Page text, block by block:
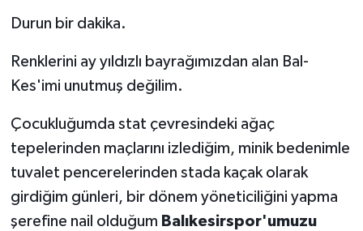
Durun bir dakika.
Renklerini ay yıldızlı bayrağımızdan alan Bal-
Kes'imi unutmuş değilim.
Çocukluğumda stat çevresindeki ağaç
tepelerinden maçlarını izlediğim, minik bedenimle
tuvalet pencerelerinden stada kaçak olarak
girdiğim günleri, bir dönem yöneticiliğini yapma
şerefine nail olduğum Balıkesirspor'umuzu